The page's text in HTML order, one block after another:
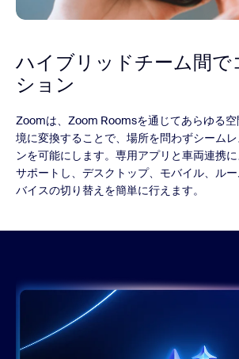
ハイブリッドチーム間で
ション
Zoomは、Zoom Roomsを通じてあらゆる
境に変換することで、場所を問わずシーム
ンを可能にします。専用アプリと車両連携
サポートし、デスクトップ、モバイル、ル
バイスの切り替えを簡単に行えます。